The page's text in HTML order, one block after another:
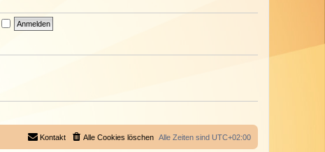
Alle Zeiten sind UTC+02:00
Alle Cookies löschen
Kontakt